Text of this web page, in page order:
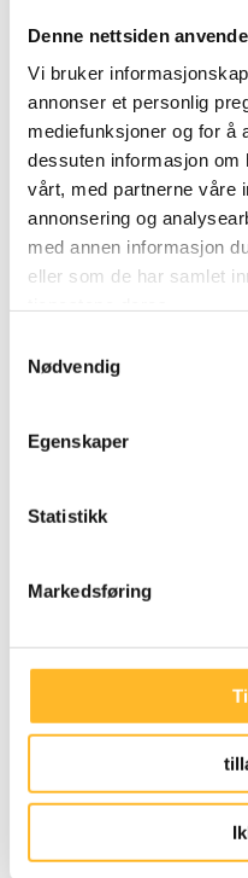
Denne nettsiden
Vi bruker
annonser et personlig
mediefunksjoner og for å
dessuten informasjon om
vårt, med partnerne våre
annonsering og
med annen informasjon
eller som de har samlet
Nødvendig
Egenskaper
Statistikk
Markedsføring
Positive
Utenom alder, er det
målt som har en
sammenheng med
når andre
hensyn til.
Det at arbeidet er en
intervjuene vi har
seniorer i den siste
Medbestemmelses-
intervjuer med tolv
De kvantitative
arbeidsmotivasjon og
sammen med lavere
å være pensjonert om
intervjuene vektlegger